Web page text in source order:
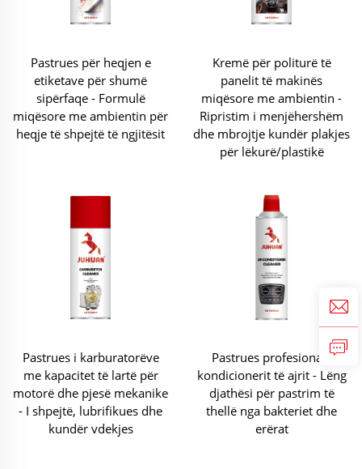
Pastrues për heqjen e
etiketave për shumë
sipërfaqe - Formulë
miqësore me ambientin për
heqje të shpejtë të ngjitësit
Kremë për politurë të
panelit të makinës
miqësore me ambientin -
Ripristim i menjëhershëm
dhe mbrojtje kundër plakjes
për lëkurë/plastikë
Pastrues i karburatorëve
me kapacitet të lartë për
motorë dhe pjesë mekanike
- I shpejtë, lubrifikues dhe
kundër vdekjes
Pastrues profesional i
kondicionerit të ajrit - Lëng
djathësi për pastrim të
thellë nga bakteriet dhe
erërat